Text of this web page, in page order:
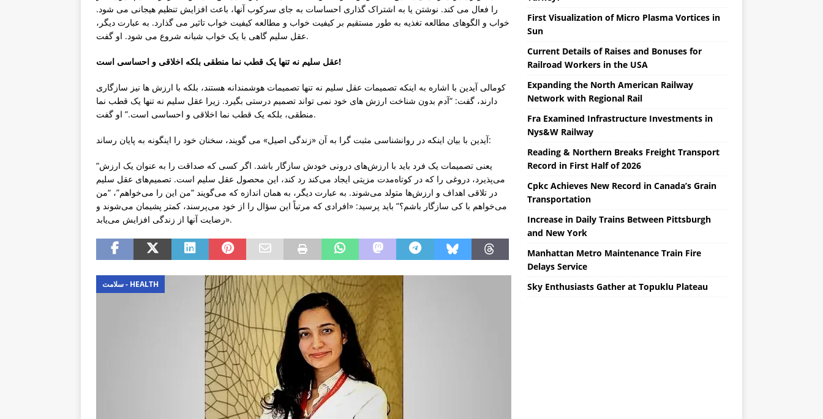
را فعال می کند. نوشتن یا به اشتراک گذاری احساسات به جای سرکوب آنها، باعث افزایش تنظیم هیجانی می شود.
خواب و الگوهای مطالعه تغذیه به طور مستقیم بر کیفیت خواب و مطالعه کیفیت خواب تاثیر می گذارد. به عبارت دیگر،
عقل سلیم گاهی با یک خواب شبانه شروع می شود. او گفت.
عقل سلیم نه تنها یک قطب نما منطقی بلکه اخلاقی و احساسی است!
کومالی آیدین با اشاره به اینکه تصمیمات عقل سلیم نه تنها تصمیمات هوشمندانه هستند، بلکه با ارزش ها نیز سازگاری
دارند، گفت: “آدم بدون شناخت ارزش های خود نمی تواند تصمیم درستی بگیرد. زیرا عقل سلیم نه تنها یک قطب نما
منطقی، بلکه یک قطب نما اخلاقی و احساسی است.” او گفت.
آیدین با بیان اینکه در روانشناسی مثبت گرا به آن «زندگی اصیل» می گویند، سخنان خود را اینگونه به پایان رساند:
“یعنی تصمیمات یک فرد باید با ارزش‌های درونی خودش سازگار باشد. اگر کسی که صداقت را به عنوان یک ارزش
می‌پذیرد، دروغی را که در کوتاه‌مدت مزیتی ایجاد می‌کند رد کند، این محصول عقل سلیم است. تصمیم‌های عقل سلیم
در تلاقی اهداف و ارزش‌ها متولد می‌شوند. به عبارت دیگر، به همان اندازه که می‌گویند “من این را می‌خواهم”، “من
می‌خواهم با کی سازگار باشم؟” باید پرسید: «افرادی که مرتباً این سؤال را از خود می‌پرسند، کمتر پشیمان می‌شوند و
رضایت آنها از زندگی افزایش می‌یابد».
سلامت - HEALTH
First Visualization of Micro Plasma Vortices in
Sun
Current Details of Raises and Bonuses for
Railroad Workers in the USA
Expanding the North American Railway
Network with Regional Rail
Fra Examined Infrastructure Investments in
Nys&W Railway
Reading & Northern Breaks Freight Transport
Record in First Half of 2026
Cpkc Achieves New Record in Canada’s Grain
Transportation
Increase in Daily Trains Between Pittsburgh
and New York
Manhattan Metro Maintenance Train Fire
Delays Service
Sky Enthusiasts Gather at Topuklu Plateau